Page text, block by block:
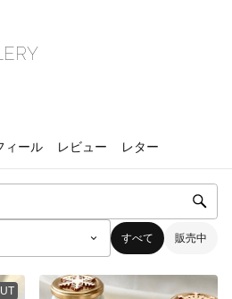
ィール レビュー レター
すべて 販売中